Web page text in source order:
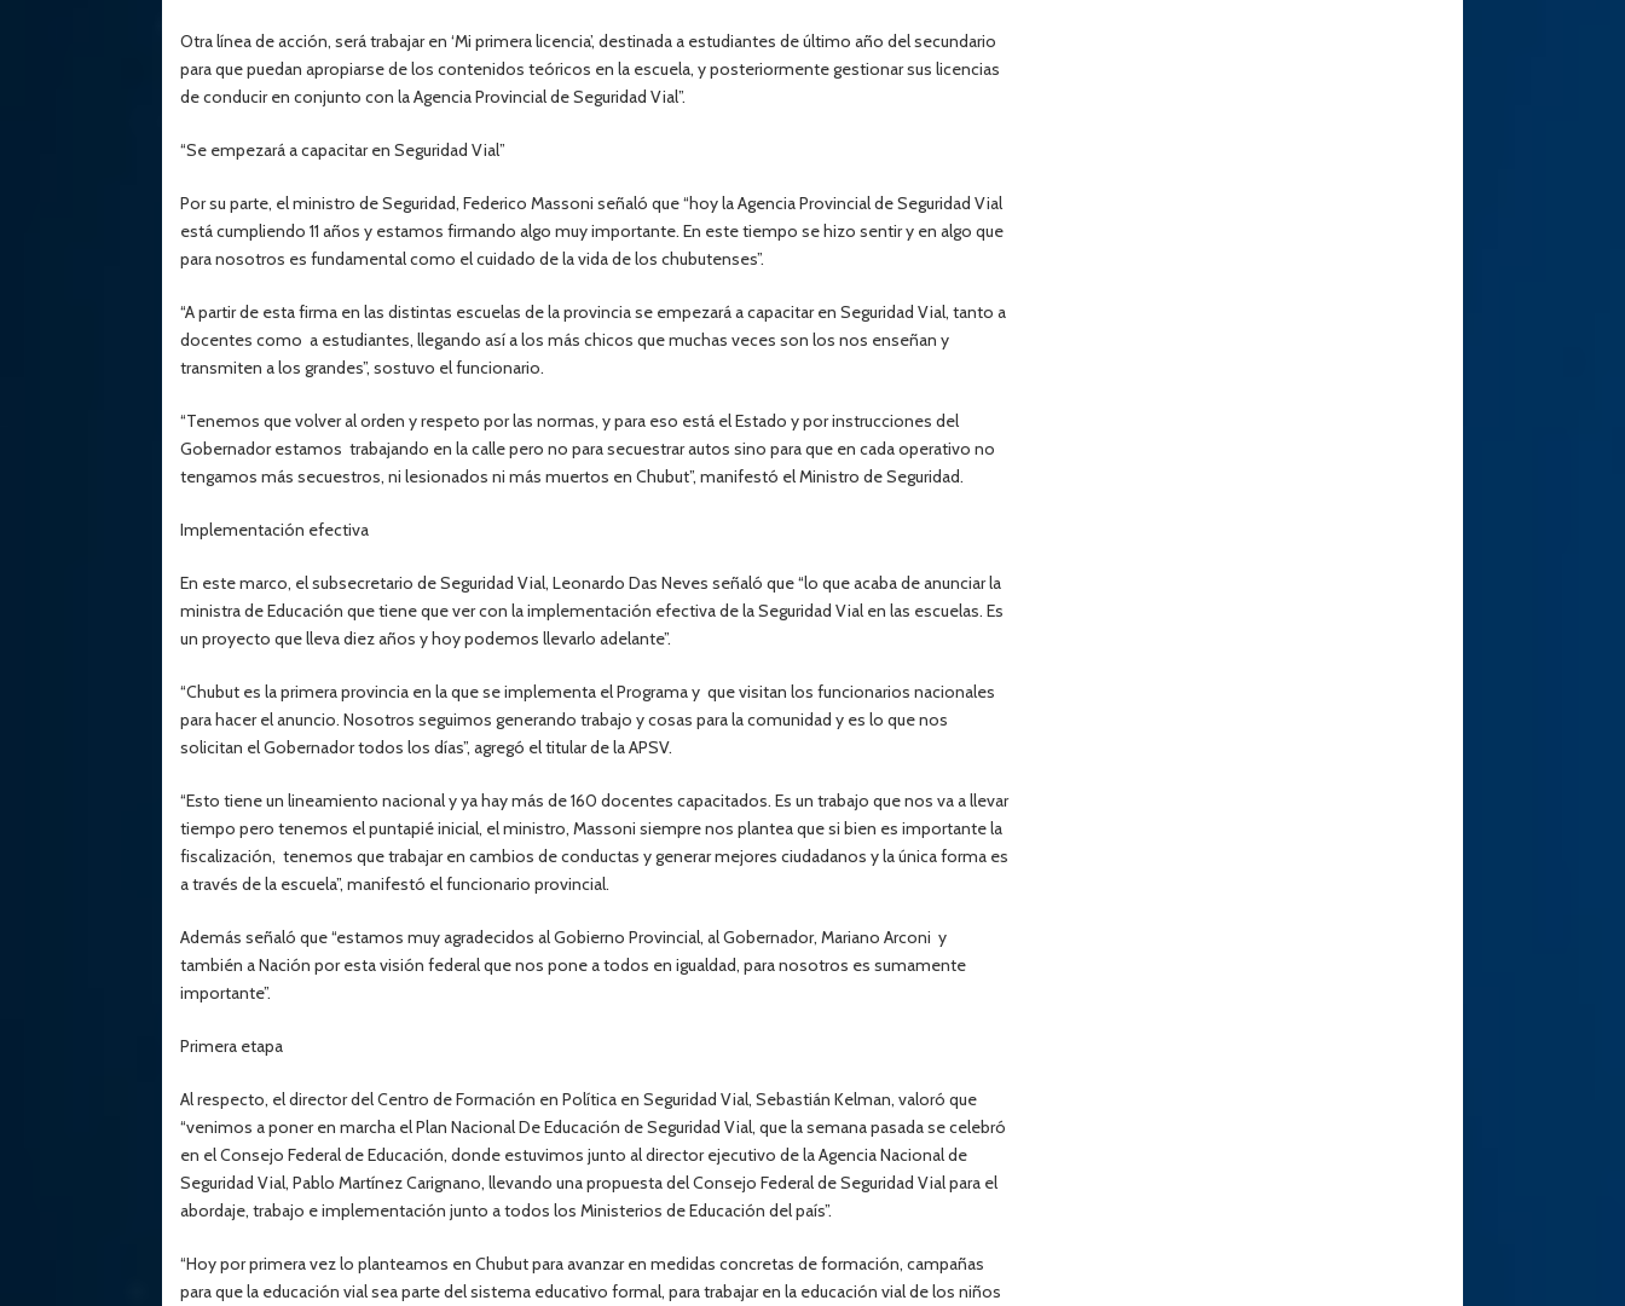
Otra línea de acción, será trabajar en ‘Mi primera licencia’, destinada a estudiantes de último año del secundario
para que puedan apropiarse de los contenidos teóricos en la escuela, y posteriormente gestionar sus licencias
de conducir en conjunto con la Agencia Provincial de Seguridad Vial”.
“Se empezará a capacitar en Seguridad Vial”
Por su parte, el ministro de Seguridad, Federico Massoni señaló que “hoy la Agencia Provincial de Seguridad Vial
está cumpliendo 11 años y estamos firmando algo muy importante. En este tiempo se hizo sentir y en algo que
para nosotros es fundamental como el cuidado de la vida de los chubutenses”.
“A partir de esta firma en las distintas escuelas de la provincia se empezará a capacitar en Seguridad Vial, tanto a
docentes como a estudiantes, llegando así a los más chicos que muchas veces son los nos enseñan y
transmiten a los grandes”, sostuvo el funcionario.
“Tenemos que volver al orden y respeto por las normas, y para eso está el Estado y por instrucciones del
Gobernador estamos trabajando en la calle pero no para secuestrar autos sino para que en cada operativo no
tengamos más secuestros, ni lesionados ni más muertos en Chubut”, manifestó el Ministro de Seguridad.
Implementación efectiva
En este marco, el subsecretario de Seguridad Vial, Leonardo Das Neves señaló que “lo que acaba de anunciar la
ministra de Educación que tiene que ver con la implementación efectiva de la Seguridad Vial en las escuelas. Es
un proyecto que lleva diez años y hoy podemos llevarlo adelante”.
“Chubut es la primera provincia en la que se implementa el Programa y que visitan los funcionarios nacionales
para hacer el anuncio. Nosotros seguimos generando trabajo y cosas para la comunidad y es lo que nos
solicitan el Gobernador todos los días”, agregó el titular de la APSV.
“Esto tiene un lineamiento nacional y ya hay más de 160 docentes capacitados. Es un trabajo que nos va a llevar
tiempo pero tenemos el puntapié inicial, el ministro, Massoni siempre nos plantea que si bien es importante la
fiscalización, tenemos que trabajar en cambios de conductas y generar mejores ciudadanos y la única forma es
a través de la escuela”, manifestó el funcionario provincial.
Además señaló que “estamos muy agradecidos al Gobierno Provincial, al Gobernador, Mariano Arconi y
también a Nación por esta visión federal que nos pone a todos en igualdad, para nosotros es sumamente
importante”.
Primera etapa
Al respecto, el director del Centro de Formación en Política en Seguridad Vial, Sebastián Kelman, valoró que
“venimos a poner en marcha el Plan Nacional De Educación de Seguridad Vial, que la semana pasada se celebró
en el Consejo Federal de Educación, donde estuvimos junto al director ejecutivo de la Agencia Nacional de
Seguridad Vial, Pablo Martínez Carignano, llevando una propuesta del Consejo Federal de Seguridad Vial para el
abordaje, trabajo e implementación junto a todos los Ministerios de Educación del país”.
“Hoy por primera vez lo planteamos en Chubut para avanzar en medidas concretas de formación, campañas
para que la educación vial sea parte del sistema educativo formal, para trabajar en la educación vial de los niños